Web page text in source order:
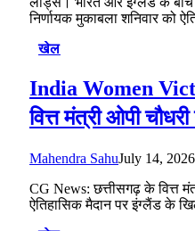
निर्णायक मुकाबला शनिवार को
खेल
India Women
वित्त मंत्री ओपी
Mahendra SahuJuly 14, 2026
CG News: छत्तीसगढ़ के वित्त
ऐतिहासिक मैदान पर इंग्लैंड के